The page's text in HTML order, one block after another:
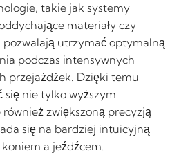
takie jak systemy
materiały czy
pozwalają utrzymać optymalną
podczas intensywnych
przejażdżek. Dzięki temu
się nie tylko wyższym
zwiększoną precyzją
się na bardziej intuicyjną
a jeźdźcem.